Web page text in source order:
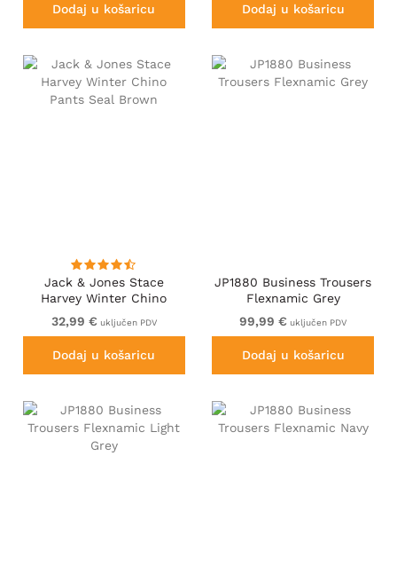
Dodaj u košaricu Dodaj u košaricu
Jack & Jones Stace
Harvey Winter Chino
Pants Seal Brown
32,99 € uključen PDV
Dodaj u košaricu
JP1880 Business Trousers
Flexnamic Grey
99,99 € uključen PDV
Dodaj u košaricu